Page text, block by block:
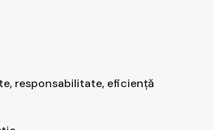
responsabilitate, eficienţă